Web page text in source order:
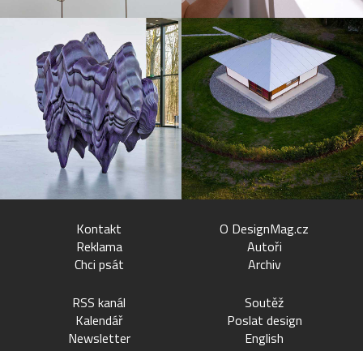
Kontakt
Reklama
Chci psát
O DesignMag.cz
Autoři
Archiv
RSS kanál
Kalendář
Newsletter
Soutěž
Poslat design
English